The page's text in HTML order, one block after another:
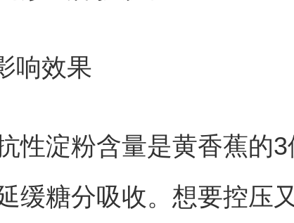
响效果
性淀粉含量是黄香蕉的
缓糖分吸收。想要控压